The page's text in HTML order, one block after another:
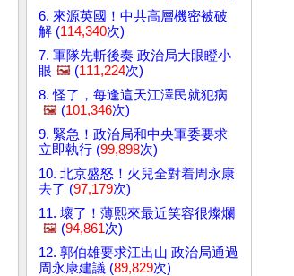
6. 來源英國！中共高層機密被破
解 (114,340次)
7. 軍隊先斬後奏 政治局大眼瞪小
眼 🖼️ (111,224次)
8. 怪了，每逢這天江澤民就犯病
🖼️ (101,346次)
9. 緊急！政治局和中央軍委要求
立即執行 (99,898次)
10. 北京盛怒！火兒全對着周永康
去了 (97,179次)
11. 壞了！薄熙來最近笑容很燦爛
🖼️ (94,861次)
12. 郭伯雄要求江出山 政治局通過
周永康建議 (89,829次)